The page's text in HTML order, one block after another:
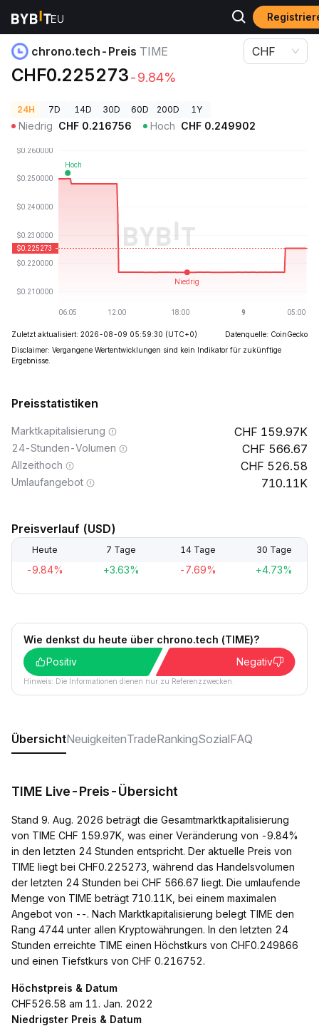
Krypto-Preise
chrono.tech-Preis TIME
CHF0.225273-9.84%
CHF
24H 7D 14D 30D 60D 200D 1Y
Niedrig CHF 0.216756 Hoch CHF 0.249902
Zuletzt aktualisiert: 2026-08-09 05:59:30 (UTC+0)
Datenquelle: CoinGecko
Disclaimer: Vergangene Wertentwicklungen sind kein Indikator für zukünftige
Ergebnisse.
Preisstatistiken
Marktkapitalisierung 159.97K
24-Stunden-Volumen 566.67
Allzeithoch 526.58
Umlaufangebot 710.11K
Preisverlauf (USD)
Heute 7 Tage 14 Tage 30 Tage
-9.84% +3.63% -7.69% +4.73%
Wie denkst du heute über chrono.tech (TIME)?
Positiv
Negativ
Hinweis: Die Informationen dienen nur zu Referenzzwecken.
ÜbersichtNeuigkeitenTradeRankingSozialFAQ
TIME Live-Preis-Übersicht
Stand 9. Aug. 2026 beträgt die Gesamtmarktkapitalisierung
von TIME CHF 159.97K, was einer Veränderung von -9.84%
in den letzten 24 Stunden entspricht. Der aktuelle Preis von
TIME liegt bei CHF0.225273, während das Handelsvolumen
der letzten 24 Stunden bei CHF 566.67 liegt. Die umlaufende
Menge von TIME beträgt 710.11K, bei einem maximalen
Angebot von --. Nach Marktkapitalisierung belegt TIME den
Rang 4744 unter allen Kryptowährungen. In den letzten 24
Stunden erreichte TIME einen Höchstkurs von CHF0.249866
und einen Tiefstkurs von CHF 0.216752.
Höchstpreis & Datum
CHF526.58 am 11. Jan. 2022
Niedrigster Preis & Datum